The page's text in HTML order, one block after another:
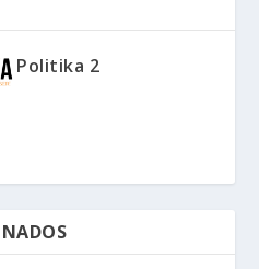
Politika 2